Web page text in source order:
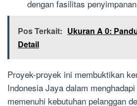
dengan fasilitas
Pos Terkait: Ukuran A 0:
Detail
Proyek-proyek ini membuktikan
Indonesia Jaya dalam
memenuhi kebutuhan pelanggan